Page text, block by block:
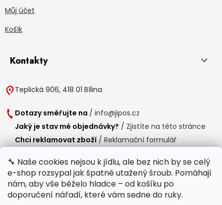
🔧 Naše cookies nejsou k jídlu, ale bez nich by se celý
e-shop rozsypal jak špatně utažený šroub. Pomáhají
nám, aby vše běželo hladce – od košíku po
doporučení nářadí, které vám sedne do ruky.
Můj účet
Košík
Kontakty
Teplická 906, 418 01 Bílina
Dotazy směřujte na / info@jipos.cz
Jaký je stav mé objednávky? / Zjistíte na této stránce
Chci reklamovat zboží / Reklamační formulář
Provozní doba
Po-Čt / 8:00 - 15:00